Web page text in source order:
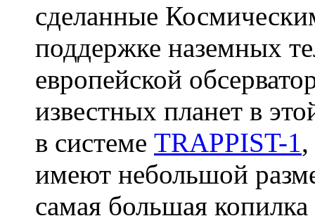
сделанные
поддержке наземных
европейской
известных планет в
в системе TRAPPIST-1
имеют небольшой
самая большая